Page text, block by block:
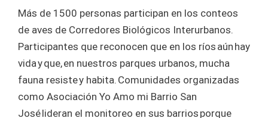
Más de 1500 personas participan en los conteos
de aves de Corredores Biológicos Interurbanos.
Participantes que reconocen que en los ríos aún hay
vida y que, en nuestros parques urbanos, mucha
fauna resiste y habita. Comunidades organizadas
como Asociación Yo Amo mi Barrio San
José lideran el monitoreo en sus barrios porque